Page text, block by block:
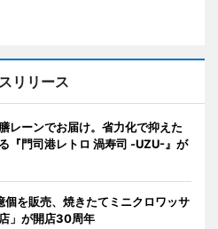
リリース
レーンでお届け。省力化で抑えた
『門司港レトロ 渦寿司 -UZU-』が
個を販売、焼きたてミニクロワッサ
」が開店30周年